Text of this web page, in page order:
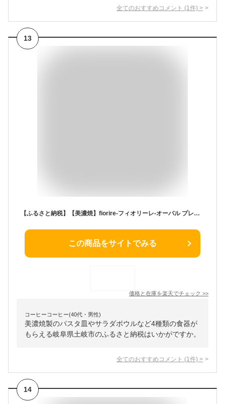
全てのおすすめコメント (1 件) >
13
【ふるさと納税】【美濃焼】fiorire-フィオリーレ-オーバル プレート×オーバル ボウル4点セット(indigoblue×iceblue)【Felice-フェリーチェ-藤田陶器】≪土岐市≫ パスタ皿 サラダボウル 食器 [MBX007]
この商品をサイトでみる
価格と在庫を楽天でチェック >>
コーヒーコーヒー(40代・男性)
美濃焼製のパスタ皿やサラダボウルなど4種類の食器が
もらえる岐阜県土岐市のふるさと納税はいかがですか。
全てのおすすめコメント (1 件) >
14